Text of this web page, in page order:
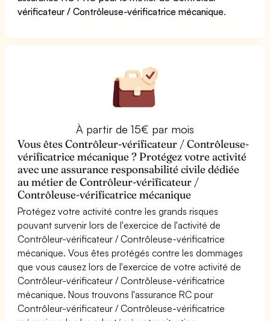
vérificateur / Contrôleuse-vérificatrice mécanique.
À partir de 15€ par mois
Vous êtes Contrôleur-vérificateur / Contrôleuse-
vérificatrice mécanique ? Protégez votre activité
avec une assurance responsabilité civile dédiée
au métier de Contrôleur-vérificateur /
Contrôleuse-vérificatrice mécanique
Protégez votre activité contre les grands risques
pouvant survenir lors de l'exercice de l'activité de
Contrôleur-vérificateur / Contrôleuse-vérificatrice
mécanique. Vous êtes protégés contre les dommages
que vous causez lors de l'exercice de votre activité de
Contrôleur-vérificateur / Contrôleuse-vérificatrice
mécanique. Nous trouvons l'assurance RC pour
Contrôleur-vérificateur / Contrôleuse-vérificatrice